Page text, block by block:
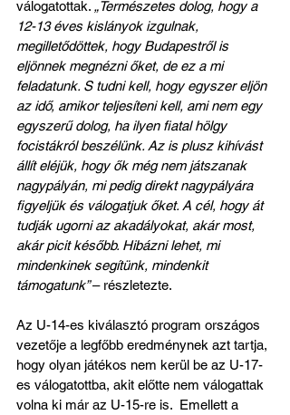
válogatottak. „Természetes dolog, hogy a
12-13 éves kislányok izgulnak,
megilletődöttek, hogy Budapestről is
eljönnek megnézni őket, de ez a mi
feladatunk. S tudni kell, hogy egyszer eljön
az idő, amikor teljesíteni kell, ami nem egy
egyszerű dolog, ha ilyen fiatal hölgy
focistákról beszélünk. Az is plusz kihívást
állít eléjük, hogy ők még nem játszanak
nagypályán, mi pedig direkt nagypályára
figyeljük és válogatjuk őket. A cél, hogy át
tudják ugorni az akadályokat, akár most,
akár picit később. Hibázni lehet, mi
mindenkinek segítünk, mindenkit
támogatunk” – részletezte.
Az U-14-es kiválasztó program országos
vezetője a legfőbb eredménynek azt tartja,
hogy olyan játékos nem kerül be az U-17-
es válogatottba, akit előtte nem válogattak
volna ki már az U-15-re is.  Emellett a